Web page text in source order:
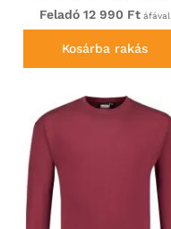
Feladó 12 990 Ft áfával
Kosárba rakás